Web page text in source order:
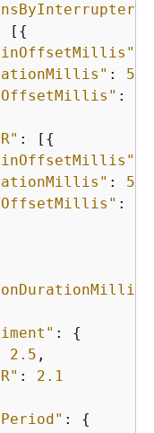
[ {
:
:
: [ {
:
:
: {
2.5 ,
: 2.1
: {